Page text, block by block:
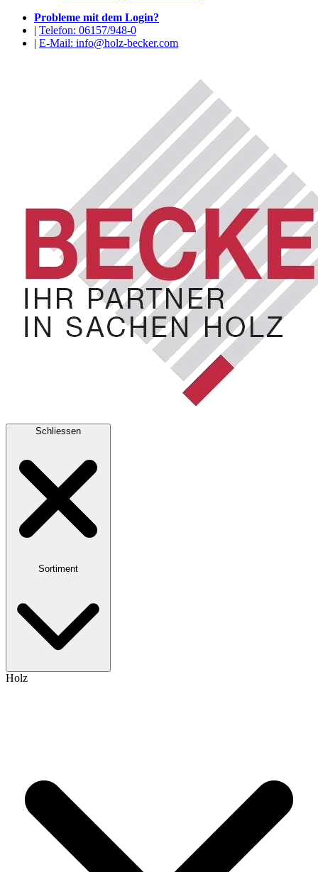
Probleme mit dem Login?
| Telefon: 06157/948-0
| E-Mail: info@holz-becker.com
Schliessen
Sortiment
Holz